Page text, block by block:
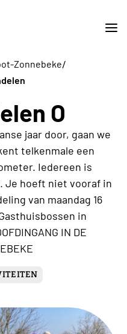
Zonnebeke/
O
jaar door, gaan we
telkenmale een
Iedereen is
Je hoeft niet vooraf in
van maandag 16
in
IN DE